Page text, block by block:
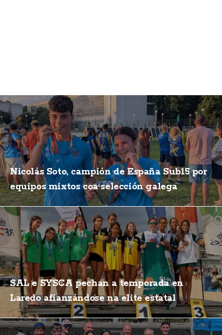
Nicolás Soto, campión de España Sub15 por
equipos mixtos coa selección galega
SAL e SYSCA pechan a temporada en
Laredo afianzándose na elite estatal